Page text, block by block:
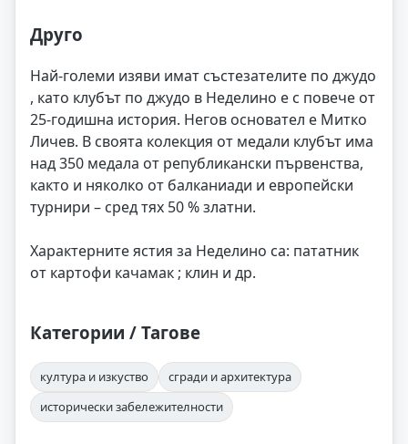
Друго
Най-големи изяви имат състезателите по джудо
, като клубът по джудо в Неделино е с повече от
25-годишна история. Негов основател е Митко
Личев. В своята колекция от медали клубът има
над 350 медала от републикански първенства,
както и няколко от балканиади и европейски
турнири – сред тях 50 % златни.
Характерните ястия за Неделино са: пататник
от картофи качамак ; клин и др.
Категории / Тагове
култура и изкуство
сгради и архитектура
исторически забележителности